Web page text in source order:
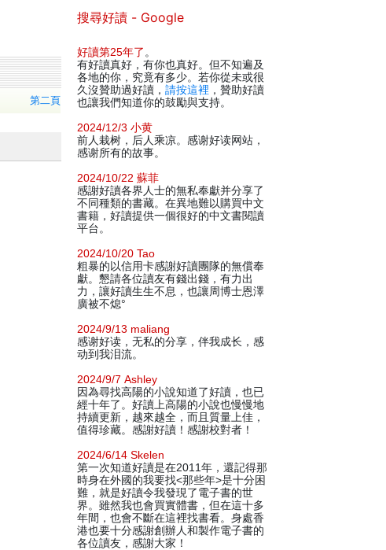
第二頁
搜尋好讀 - Google
好讀第25年了 。
有好讀真好，有你也真好。但不知遍及
各地的你，究竟有多少。若你從未或很
久沒贊助過好讀， 請按這裡 ，贊助好讀
也讓我們知道你的鼓勵與支持。
2024/12/3 小黄
前人栽树，后人乘凉。感谢好读网站，
感谢所有的故事。
2024/10/22 蘇菲
感謝好讀各界人士的無私奉獻并分享了
不同種類的書藏。在異地難以購買中文
書籍，好讀提供一個很好的中文書閱讀
平台。
2024/10/20 Tao
粗暴的以信用卡感謝好讀團隊的無償奉
獻。懇請各位讀友有錢出錢，有力出
力，讓好讀生生不息，也讓周博士恩澤
廣被不熄°
2024/9/13 maliang
感谢好读，无私的分享，伴我成长，感
动到我泪流。
2024/9/7 Ashley
因為尋找高陽的小說知道了好讀，也已
經十年了。好讀上高陽的小說也慢慢地
持續更新，越來越全，而且質量上佳，
值得珍藏。感謝好讀！感謝校對者！
2024/6/14 Skelen
第一次知道好讀是在2011年，還記得那
時身在外國的我要找<那些年>是十分困
難，就是好讀令我發現了電子書的世
界。雖然我也會買實體書，但在這十多
年間，也會不斷在這裡找書看。身處香
港也要十分感謝創辦人和製作電子書的
各位讀友，感謝大家！